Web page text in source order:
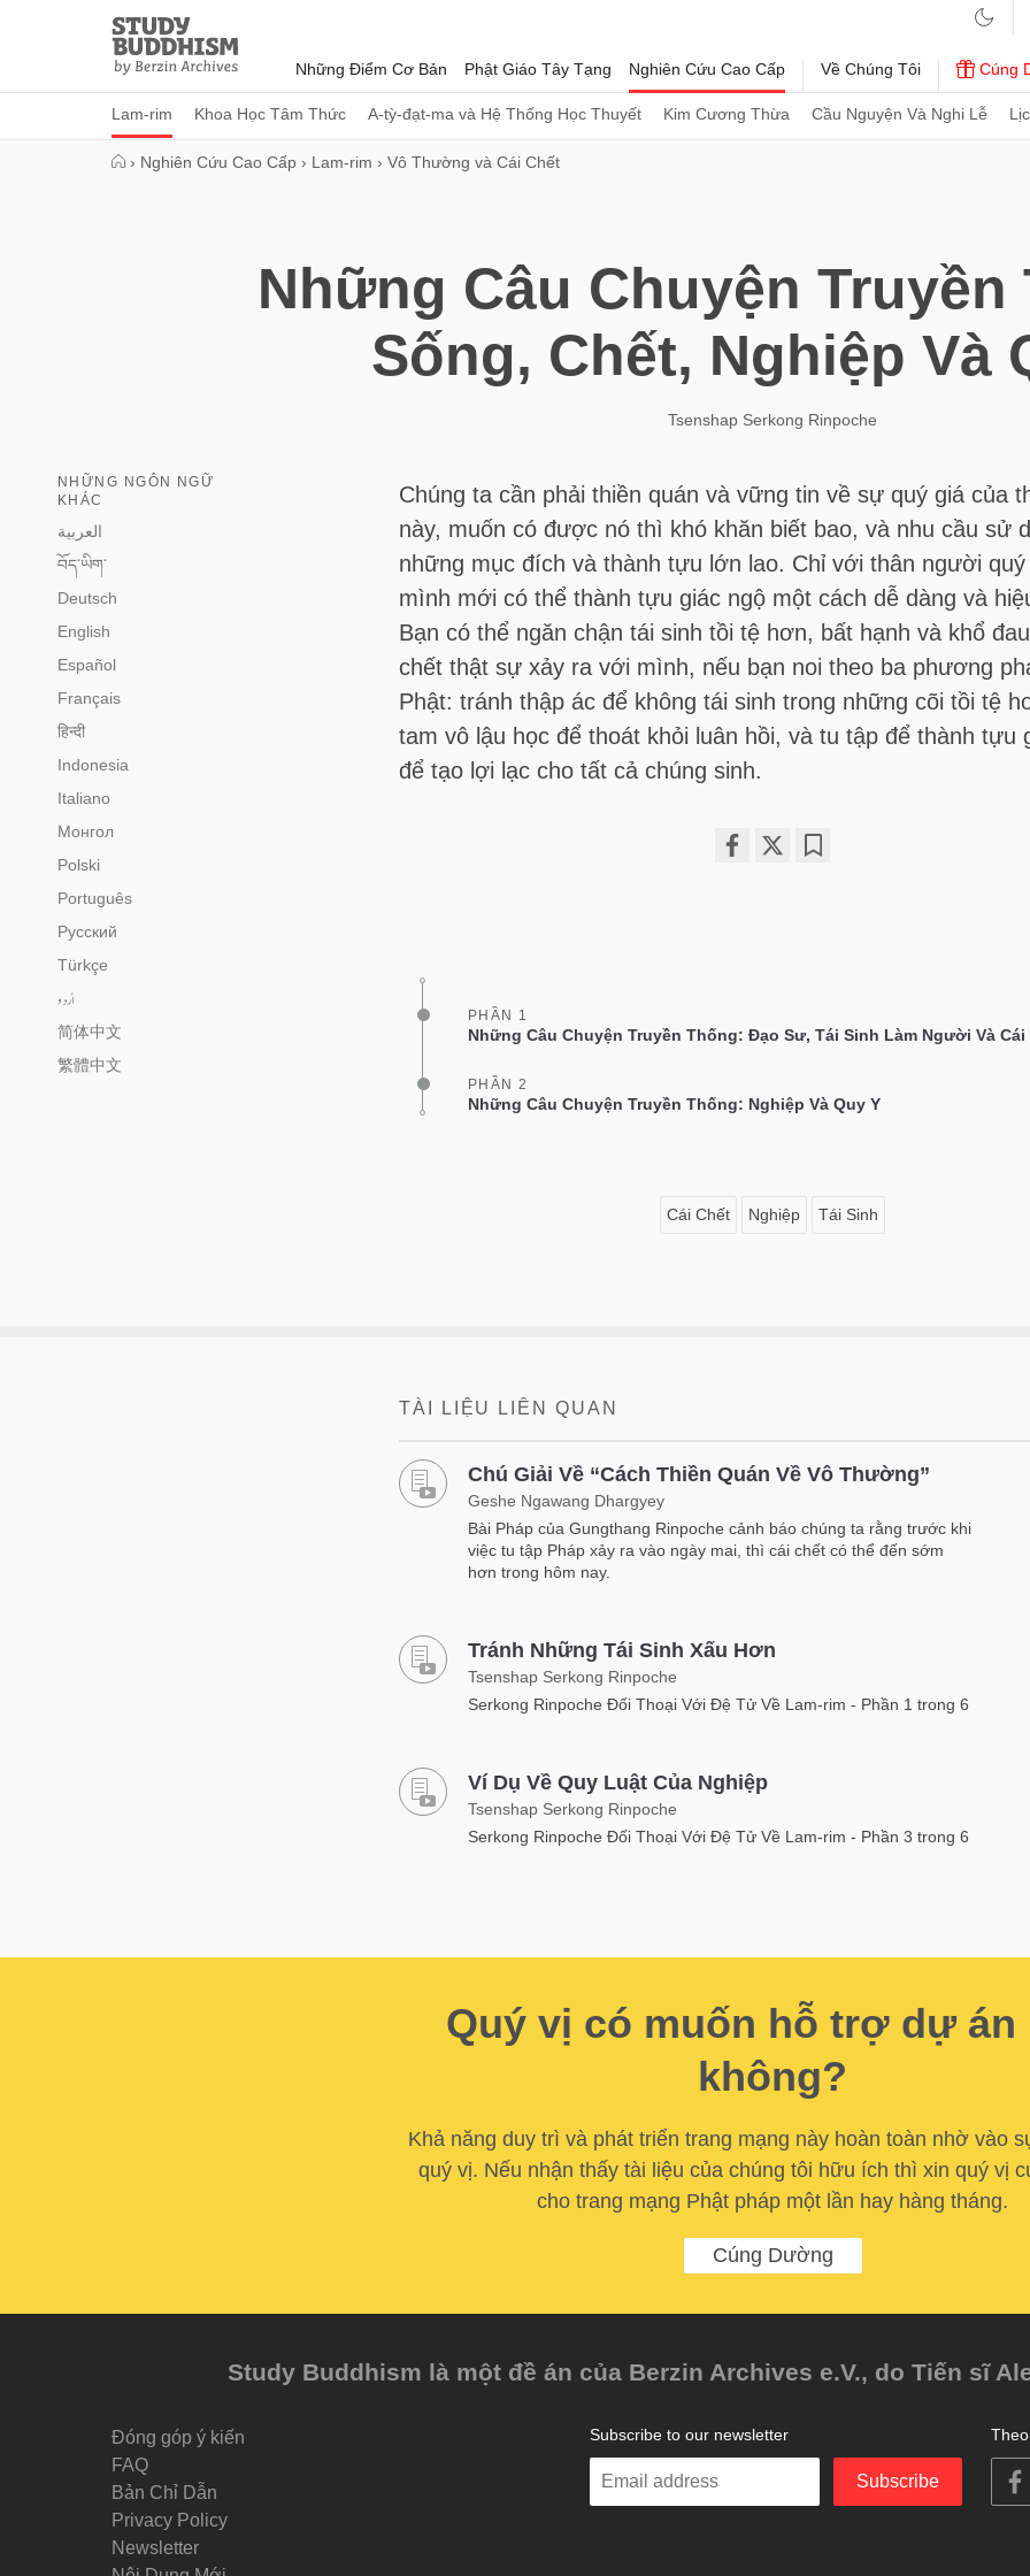
Study
Buddhism
Home
Những Điểm Cơ Bản Phật Giáo Tây Tạng Nghiên Cứu Cao Cấp
Lam-rim Khoa Học Tâm Thức A-tỳ-đạt-ma và Hệ Thống Học Thuyết Kim Cương Thừa Cầu Nguyện Và Nghi Lễ
Về Chúng Tôi Cúng
› Nghiên Cứu Cao Cấp › Lam-rim › Vô Thường và Cái Chết
Những Câu Chuyện Truyền
Sống, Chết, Nghiệp Và
Tsenshap Serkong Rinpoche
NHỮNG NGÔN NGỮ
KHÁC
العربية
བོད་ཡིག་
Deutsch
English
Español
Français
हिन्दी
Indonesia
Italiano
Монгол
Polski
Português
Русский
Türkçe
اُردو
简体中文
繁體中文
Chúng ta cần phải thiền quán và vững tin về sự quý giá của
này, muốn có được nó thì khó khăn biết bao, và nhu cầu sử
những mục đích và thành tựu lớn lao. Chỉ với thân người
mình mới có thể thành tựu giác ngộ một cách dễ dàng và
Bạn có thể ngăn chận tái sinh tồi tệ hơn, bất hạnh và khổ
chết thật sự xảy ra với mình, nếu bạn noi theo ba phương
Phật: tránh thập ác để không tái sinh trong những cõi tồi tệ
tam vô lậu học để thoát khỏi luân hồi, và tu tập để thành tựu
để tạo lợi lạc cho tất cả chúng sinh.
PHẦN 1
Những Câu Chuyện Truyền Thống: Đạo Sư, Tái Sinh Làm Người Và Cái
PHẦN 2
Những Câu Chuyện Truyền Thống: Nghiệp Và Quy Y
Cái Chết Nghiệp Tái Sinh
TÀI LIỆU LIÊN QUAN
Chú Giải Về “Cách Thiền Quán Về Vô Thường”
Geshe Ngawang Dhargyey
Bài Pháp của Gungthang Rinpoche cảnh báo chúng ta rằng trước khi
việc tu tập Pháp xảy ra vào ngày mai, thì cái chết có thể đến sớm
hơn trong hôm nay.
Tránh Những Tái Sinh Xấu Hơn
Tsenshap Serkong Rinpoche
Serkong Rinpoche Đối Thoại Với Đệ Tử Về Lam-rim - Phần 1 trong 6
Ví Dụ Về Quy Luật Của Nghiệp
Tsenshap Serkong Rinpoche
Serkong Rinpoche Đối Thoại Với Đệ Tử Về Lam-rim - Phần 3 trong 6
Quý vị có muốn hỗ trợ dự án
không?
Khả năng duy trì và phát triển trang mạng này hoàn toàn nhờ vào
quý vị. Nếu nhận thấy tài liệu của chúng tôi hữu ích thì xin quý vị
cho trang mạng Phật pháp một lần hay hàng tháng.
Cúng Dường
Study Buddhism là một đề án của Berzin Archives e.V., do Tiến sĩ
Đóng góp ý kiến
FAQ
Bản Chỉ Dẫn
Privacy Policy
Newsletter
Subscribe to our newsletter
Enter
Subscribe